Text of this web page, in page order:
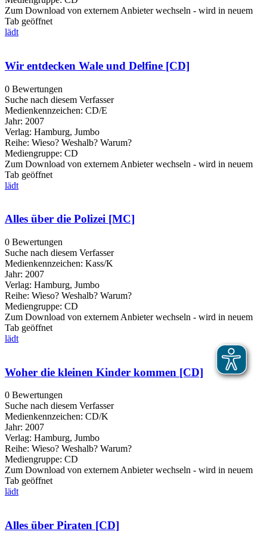
Zum Download von externem Anbieter wechseln - wird in neuem
Tab geöffnet
lädt
Wir entdecken Wale und Delfine [CD]
0 Bewertungen
Suche nach diesem Verfasser
Medienkennzeichen: CD/E
Jahr: 2007
Verlag: Hamburg, Jumbo
Reihe: Wieso? Weshalb? Warum?
Mediengruppe: CD
Zum Download von externem Anbieter wechseln - wird in neuem
Tab geöffnet
lädt
Alles über die Polizei [MC]
0 Bewertungen
Suche nach diesem Verfasser
Medienkennzeichen: Kass/K
Jahr: 2007
Verlag: Hamburg, Jumbo
Reihe: Wieso? Weshalb? Warum?
Mediengruppe: CD
Zum Download von externem Anbieter wechseln - wird in neuem
Tab geöffnet
lädt
Woher die kleinen Kinder kommen [CD]
0 Bewertungen
Suche nach diesem Verfasser
Medienkennzeichen: CD/K
Jahr: 2007
Verlag: Hamburg, Jumbo
Reihe: Wieso? Weshalb? Warum?
Mediengruppe: CD
Zum Download von externem Anbieter wechseln - wird in neuem
Tab geöffnet
lädt
Alles über Piraten [CD]